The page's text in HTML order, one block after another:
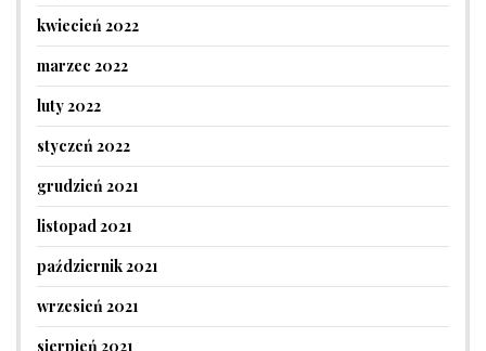
kwiecień 2022
marzec 2022
luty 2022
styczeń 2022
grudzień 2021
listopad 2021
październik 2021
wrzesień 2021
sierpień 2021